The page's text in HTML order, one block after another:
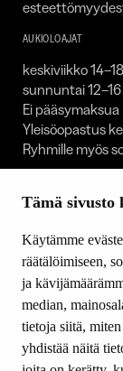
Tämä sivusto
Käytämme
räätälöimiseen,
ja
median,
tietoja siitä,
yhdistää näitä
AUKIOLOAJAT
keskiviikko 14–18
sunnuntai 12–16
Ei pääsymaksua
Yleisöopastus
Ryhmille myös
1.1. / 30.4.–1.5. /
SEURAA MEITÄ
Facebook
Youtube
Instagram